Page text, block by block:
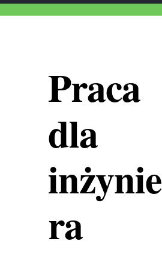
Praca
dla
inżynie
ra